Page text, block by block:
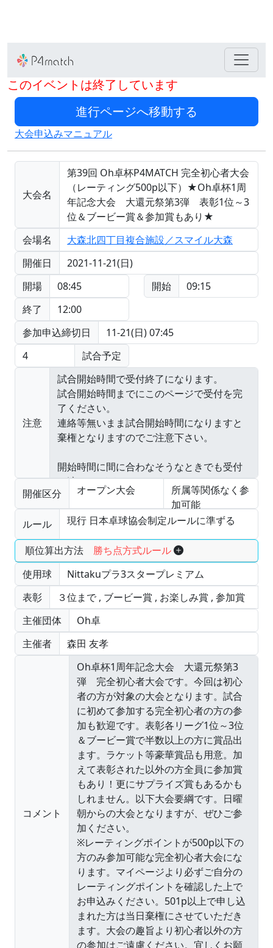
このイベントは終了しています
大会申込みマニュアル
大会名
第39回 Oh卓杯P4MATCH 完全初心者大会
（レーティング500p以下）★Oh卓杯1周
年記念大会 大還元祭第3弾 表彰1位～3
位＆ブービー賞＆参加賞もあり★
会場名
大森北四丁目複合施設／スマイル大森
開催日
2021-11-21(日)
開場
08:45 開始
09:15
終了
12:00
参加申込締切日
11-21(日) 07:45
4
試合予定
注意
開催区分 オープン大会
所属等関係なく参
加可能
ルール
現行 日本卓球協会制定ルールに準ずる
順位算出方法 勝ち点方式ルール
使用球
Nittakuプラ3スタープレミアム
表彰
３位まで , ブービー賞 , お楽しみ賞 , 参加賞
主催団体
Oh卓
主催者
森田 友孝
コメント